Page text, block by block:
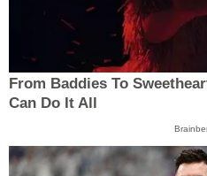
From Baddies To
Can Do It All